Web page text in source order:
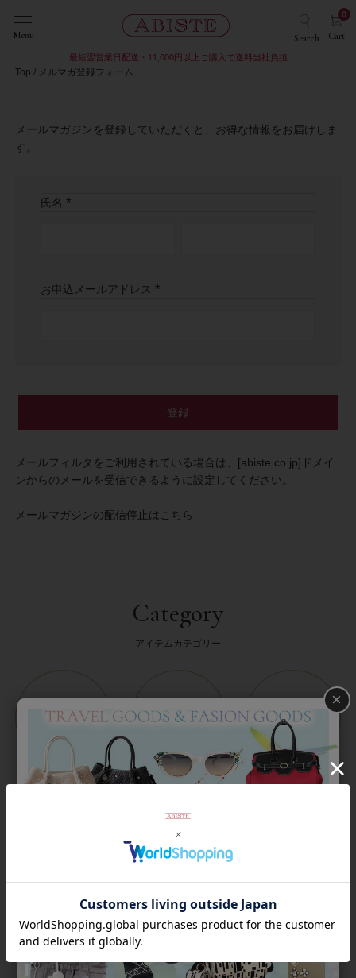
Menu Search Cart
0
最短翌営業日配送・11,000円以上ご購入で送料当社負担
Top メルマガ登録フォーム
メールマガジンを登録していただくと、お得な情報をお届けしま
す。
氏名
お申込メールアドレス
登録
メールフィルタをご利用されている場合は、 [abiste.co.jp] ドメイ
ンからのメールを受信できるように設定してください。
メールマガジンの配信停止は こちら
Category
アイテムカテゴリー
×